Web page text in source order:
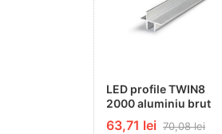
LED profile TWIN8
2000 aluminiu brut
63,71 lei 70,08 lei